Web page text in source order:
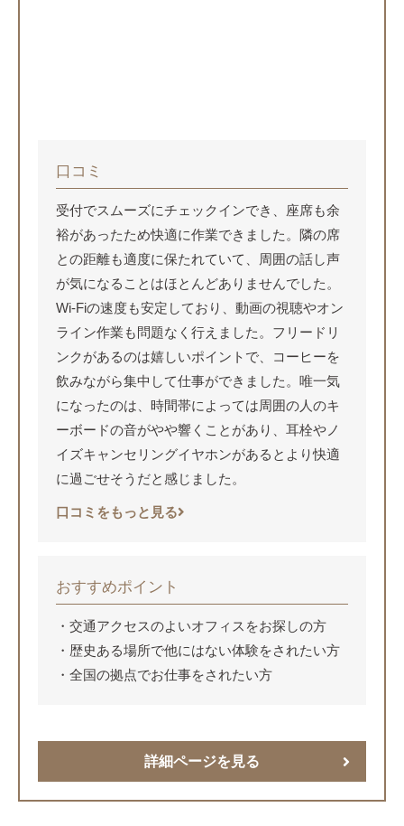
口コミ
受付でスムーズにチェックインでき、座席も余
裕があったため快適に作業できました。隣の席
との距離も適度に保たれていて、周囲の話し声
が気になることはほとんどありませんでした。
Wi-Fiの速度も安定しており、動画の視聴やオン
ライン作業も問題なく行えました。フリードリ
ンクがあるのは嬉しいポイントで、コーヒーを
飲みながら集中して仕事ができました。唯一気
になったのは、時間帯によっては周囲の人のキ
ーボードの音がやや響くことがあり、耳栓やノ
イズキャンセリングイヤホンがあるとより快適
に過ごせそうだと感じました。
口コミをもっと見る
おすすめポイント
交通アクセスのよいオフィスをお探しの方
歴史ある場所で他にはない体験をされたい方
全国の拠点でお仕事をされたい方
詳細ページを見る